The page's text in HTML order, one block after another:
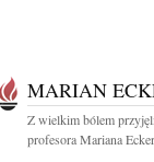
MARIAN
Z wielkim bólem
profesora Mariana